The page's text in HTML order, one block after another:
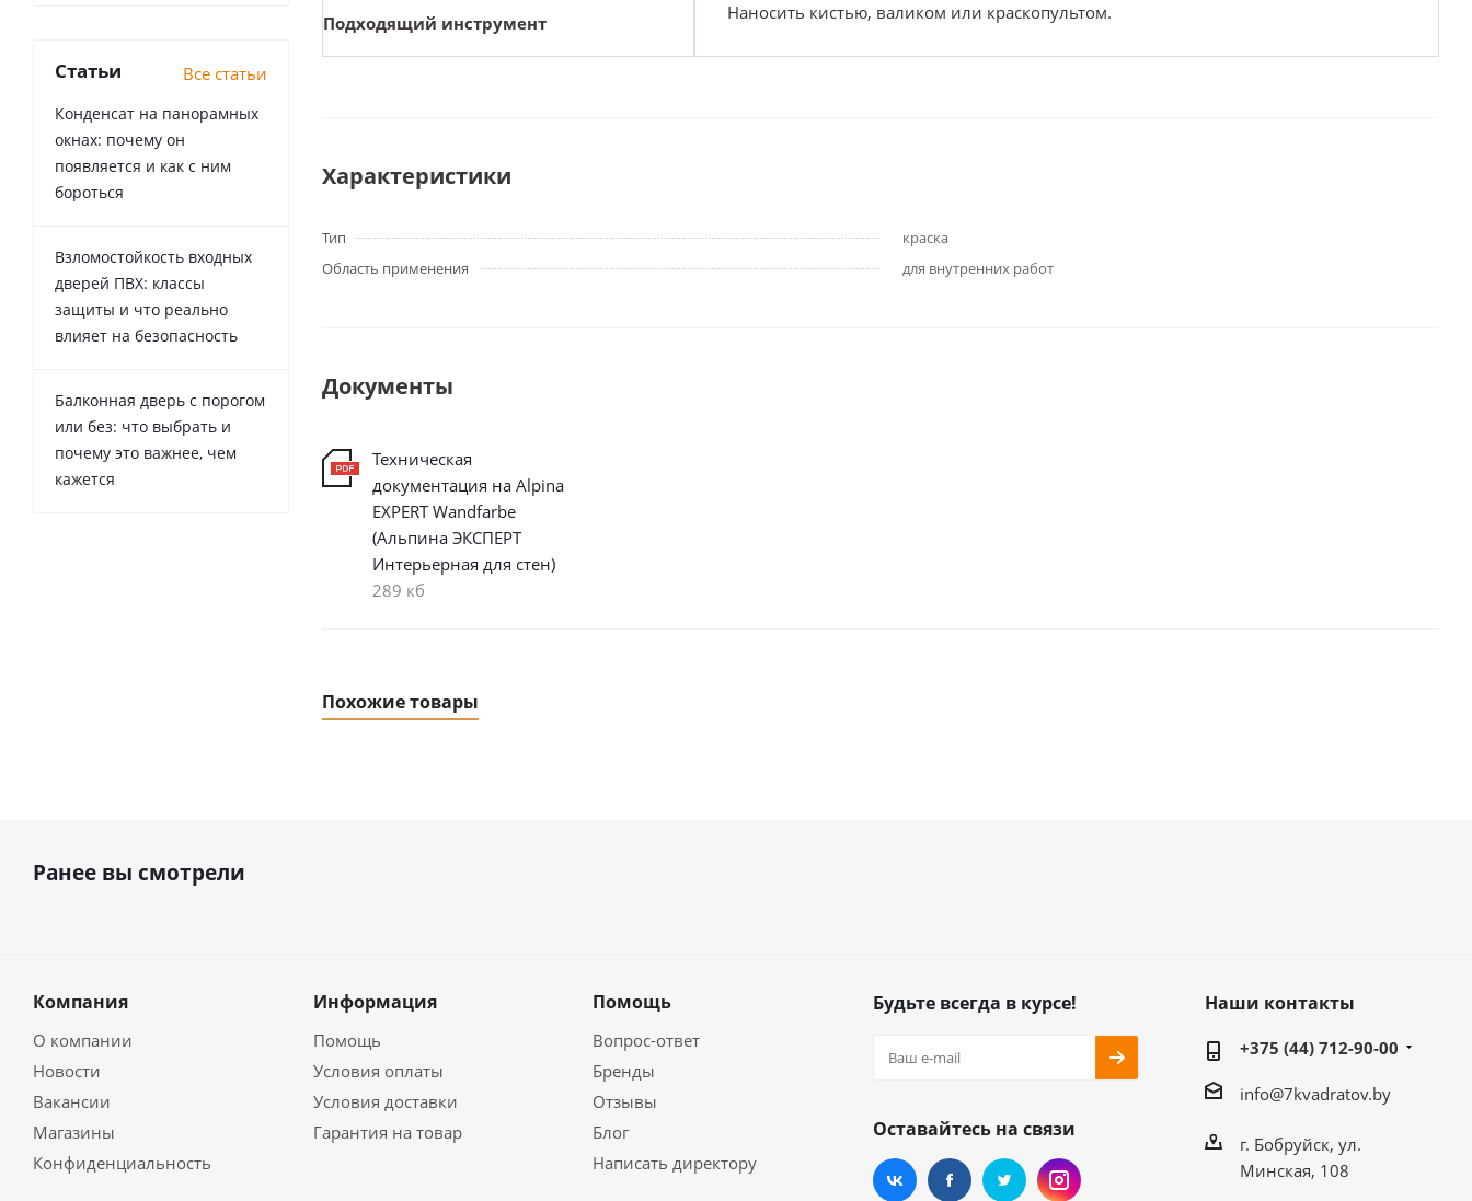
Подходящий инструмент Наносить кистью, валиком или краскопультом.
Характеристики
Тип
краска
Область применения
для внутренних работ
Документы
Техническая
документация на Alpina
EXPERT Wandfarbe
(Альпина ЭКСПЕРТ
Интерьерная для стен)
289 кб
Похожие товары
Статьи Все статьи
Конденсат на панорамных
окнах: почему он
появляется и как с ним
бороться
Взломостойкость входных
дверей ПВХ: классы
защиты и что реально
влияет на безопасность
Балконная дверь с порогом
или без: что выбрать и
почему это важнее, чем
кажется
Ранее вы смотрели
Компания
О компании
Новости
Вакансии
Магазины
Конфиденциальность
Информация
Помощь
Условия оплаты
Условия доставки
Гарантия на товар
Помощь
Вопрос-ответ
Бренды
Отзывы
Блог
Написать директору
Будьте всегда в курсе!
Оставайтесь на связи
Наши контакты
+375 (44) 712-90-00
info@7kvadratov.by
г. Бобруйск, ул.
Минская, 108